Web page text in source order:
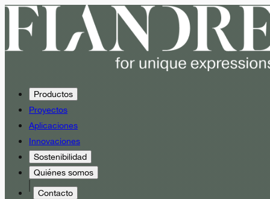
Productos
Proyectos
Aplicaciones
Innovaciones
Sostenibilidad
Quiénes somos
Contacto